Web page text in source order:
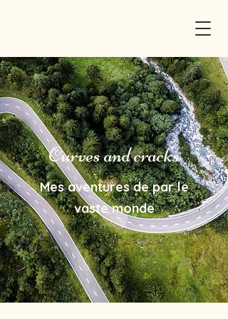
Curves and cracks
Mes aventures de par le
vaste monde